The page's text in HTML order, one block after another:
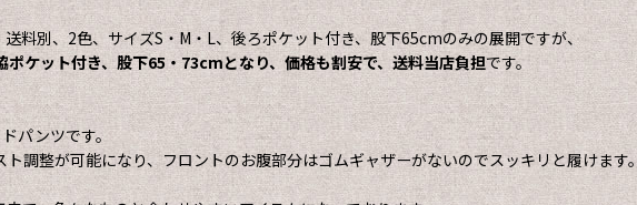
料別、2色、サイズS・M・L、後ろポケット付き、股下65cmのみの展開ですが、
ポケット付き、股下65・73cmとなり、価格も割安で、送料当店負担です。
パンツです。
調整が可能になり、フロントのお腹部分はゴムギャザーがないのでスッキリと履けます。